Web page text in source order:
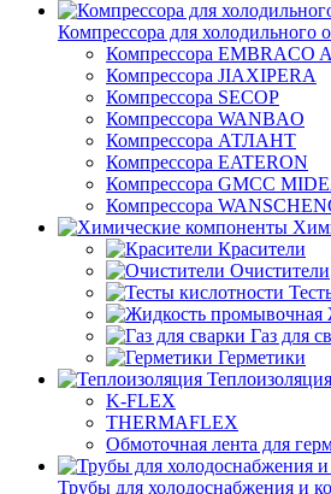
Компрессора для холодильного
Компрессора EMBRACO
Компрессора JIAXIPERA
Компрессора SECOP
Компрессора WANBAO
Компрессора АТЛАНТ
Компрессора EATERON
Компрессора GMCC
Компрессора
Красители
Очистители
Газ для
Герметики
Теплоизоляция
K-FLEX
THERMAFLEX
Обмоточная лента для
Трубы для холодоснабжения и